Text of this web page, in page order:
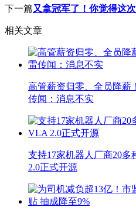
下一篇又拿冠军了！你觉得这
相关文章
高管薪资归零、全员降薪
传闻：消息不实
支持17家机器人厂商20
2.0正式开源